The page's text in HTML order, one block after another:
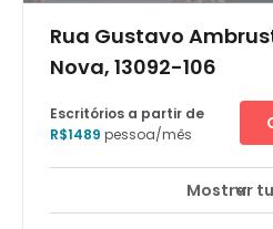
Rua Gustavo
Nova, 13092-106
Monitorização CCTV 24 horas
Escritórios a partir de
R$1489 pessoa/mês
Mostrar